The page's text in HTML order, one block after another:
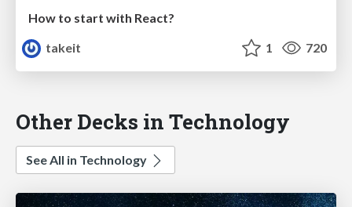
How to start with React?
takeit
1 720
Other Decks in Technology
See All in Technology